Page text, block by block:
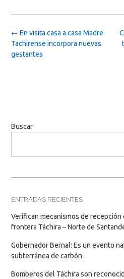
Post
navigation
← En visita casa a casa Madre
Tachirense incorpora nuevas
gestantes
Buscar
ENTRADAS RECIENTES
Verifican mecanismos de recepción
frontera Táchira – Norte de
Gobernador Bernal: Es un evento
subterránea de carbón
Bomberos del Táchira son